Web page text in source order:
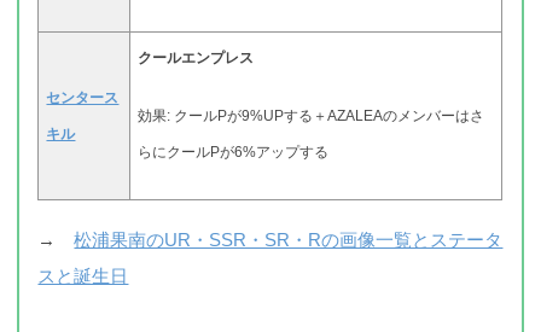
センタース
キル
クールエンプレス
効果: クールPが9%UPする＋AZALEAのメンバーはさ
らにクールPが6%アップする
→松浦果南のUR・SSR・SR・Rの画像一覧とステータ
スと誕生日